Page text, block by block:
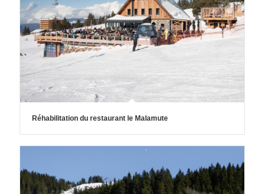
Réhabilitation du restaurant le Malamute